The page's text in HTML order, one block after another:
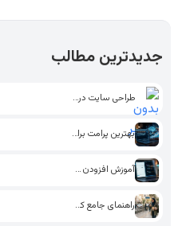
جدیدترین مطالب
طراحی سایت در اراک
بهترین پرامت برای تولید محتوای…
آموزش افزودن فونت به وردپرس…
راهنمای جامع کسب درآمد پاره…